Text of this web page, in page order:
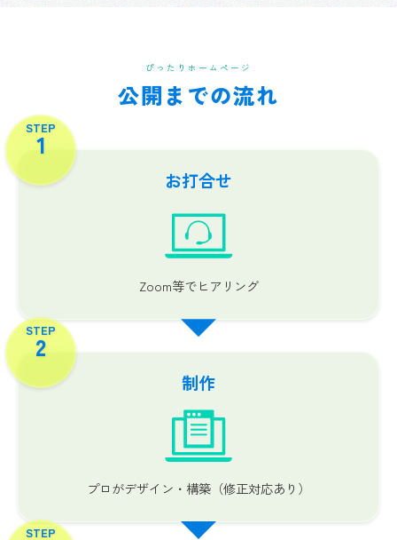
ぴったりホームページ
公開までの流れ
STEP
1
お打合せ
Zoom等でヒアリング
STEP
2
制作
プロがデザイン・構築（修正対応あり）
STEP